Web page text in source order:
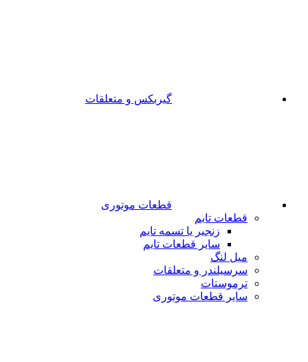
گیربکس و متعلقات
قطعات موتوری
قطعات تایم
زنجیر یا تسمه تایم
سایر قطعات تایم
میل لنگ
سرسیلندر و متعلقات
ترموستات
سایر قطعات موتوری